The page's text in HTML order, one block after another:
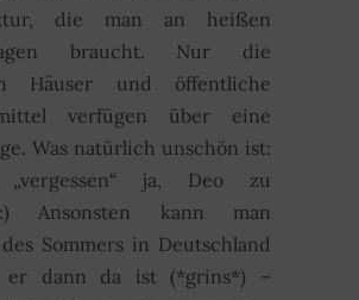
die man an heißen
braucht. Nur die
Häuser und öffentliche
verfügen über eine
Was natürlich unschön ist:
„vergessen“ ja, Deo zu
Ansonsten kann man
Sommers in Deutschland
er dann da ist (*grins*) –